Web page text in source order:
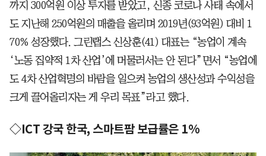
까지 300억원 이상 투자를 받았고, 신종 코로나 사태 속에서
도 지난해 250억원의 매출을 올리며 2019년(93억원) 대비 1
70% 성장했다. 그린랩스 신상훈(41) 대표는 “농업이 계속
‘노동 집약적 1차 산업’에 머물러서는 안 된다”면서 “농업에
도 4차 산업혁명의 바람을 일으켜 농업의 생산성과 수익성을
크게 끌어올리자는 게 우리 목표”라고 했다.
◇ICT 강국 한국, 스마트팜 보급률은 1%